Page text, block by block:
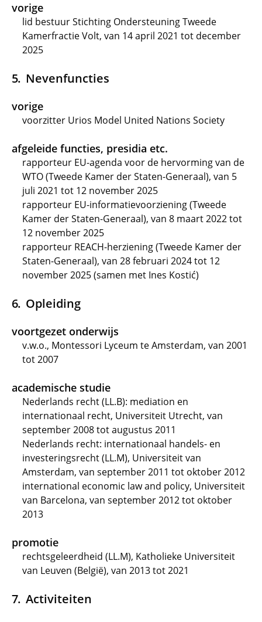
vorige
lid bestuur Stichting Ondersteuning Tweede
Kamerfractie Volt, van 14 april 2021 tot december
2025
Nevenfuncties
vorige
voorzitter Urios Model United Nations Society
afgeleide functies, presidia etc.
rapporteur EU-agenda voor de hervorming van de
WTO (Tweede Kamer der Staten-Generaal), van 5
juli 2021 tot 12 november 2025
rapporteur EU-informatievoorziening (Tweede
Kamer der Staten-Generaal), van 8 maart 2022 tot
12 november 2025
rapporteur REACH-herziening (Tweede Kamer der
Staten-Generaal), van 28 februari 2024 tot 12
november 2025 (samen met Ines Kostić)
Opleiding
voortgezet onderwijs
v.w.o., Montessori Lyceum te Amsterdam, van 2001
tot 2007
academische studie
Nederlands recht (LL.B): mediation en
internationaal recht, Universiteit Utrecht, van
september 2008 tot augustus 2011
Nederlands recht: internationaal handels- en
investeringsrecht (LL.M), Universiteit van
Amsterdam, van september 2011 tot oktober 2012
international economic law and policy, Universiteit
van Barcelona, van september 2012 tot oktober
2013
promotie
rechtsgeleerdheid (LL.M), Katholieke Universiteit
van Leuven (België), van 2013 tot 2021
Activiteiten